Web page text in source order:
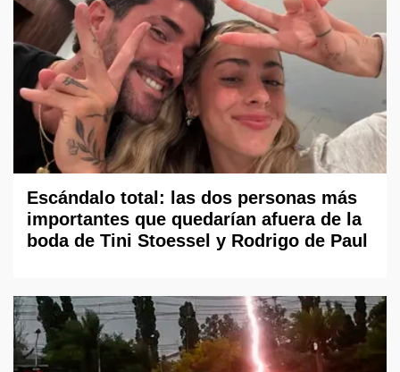
Escándalo total: las dos personas más
importantes que quedarían afuera de la
boda de Tini Stoessel y Rodrigo de Paul